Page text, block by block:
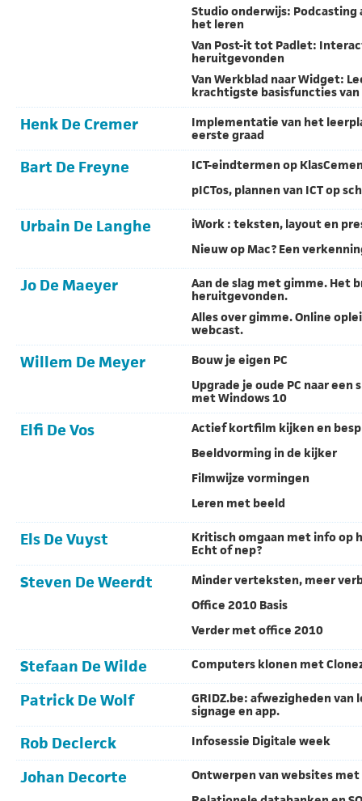
Studio onderwijs: Podcasting
het leren
Van Post-it tot Padlet:
heruitgevonden
Van Werkblad naar Widget:
krachtigste basisfuncties
Henk De Cremer
Implementatie van het
eerste graad
Bart De Freyne
ICT-eindtermen op
pICTos, plannen van ICT op
Urbain De Langhe
iWork : teksten, layout en
Nieuw op Mac? Een
Jo De Maeyer
Aan de slag met gimme. Het
heruitgevonden.
Alles over gimme. Online
webcast.
Willem De Meyer
Bouw je eigen PC
Upgrade je oude PC naar een
met Windows 10
Elfi De Vos
Actief kortfilm kijken en
Beeldvorming in de kijker
Filmwijze vormingen
Leren met beeld
Els De Vuyst
Kritisch omgaan met info op
Echt of nep?
Steven De Weerdt
Minder verteksten, meer
Office 2010 Basis
Verder met office 2010
Stefaan De Wilde Computers klonen met
Patrick De Wolf
GRIDZ.be: afwezigheden van
signage en app.
Rob Declerck Infosessie Digitale week
Johan Decorte
Ontwerpen van websites met